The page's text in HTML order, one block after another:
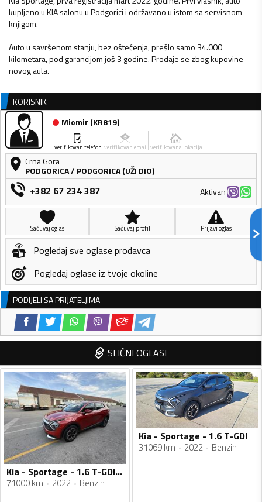
kupljeno u KIA salonu u Podgorici i održavano u istom sa servisnom
knjigom.
Auto u savršenom stanju, bez oštećenja, prešlo samo 34.000
kilometara, pod garancijom još 3 godine. Prodaje se zbog kupovine
novog auta.
KORISNIK
Miomir (KR819)
verifikovan telefon verifikovan email verifikovana lokacija
Crna Gora
PODGORICA/ PODGORICA (UŽI DIO)
+382 67 234 387 Aktivan
Sačuvaj oglas Sačuvaj profil Prijavi oglas
Pogledaj sve oglase prodavca
Pogledaj oglase iz tvoje okoline
PODIJELI SA PRIJATELJIMA
SLIČNI OGLASI
Kia - Sportage - 1.6 T-GDI LX FRES
71000 km 2022 Benzin
Kia - Sportage - 1.6 T-GDI
31069 km 2022 Benzin